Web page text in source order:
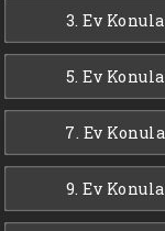
3. Ev
5. Ev
7. Ev
9. Ev